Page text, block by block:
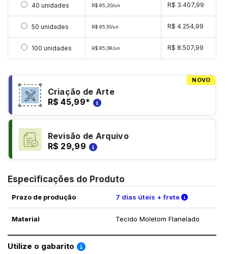
Selecionar 40 unidades
40 unidades R$ 85,20/un R$ 3.407,99
Selecionar 50 unidades
50 unidades R$ 85,10/un R$ 4.254,99
Selecionar 100 unidades
100 unidades R$ 85,08/un R$ 8.507,99
NOVO
Criação de Arte
R$ 45,99*
Revisão de Arquivo
R$ 29,99
Especificações do Produto
Prazo de produção 7 dias úteis + frete Verifique
Material Tecido Moletom Flanelado
Utilize o gabarito Saiba como utilizar os nossos gabaritos